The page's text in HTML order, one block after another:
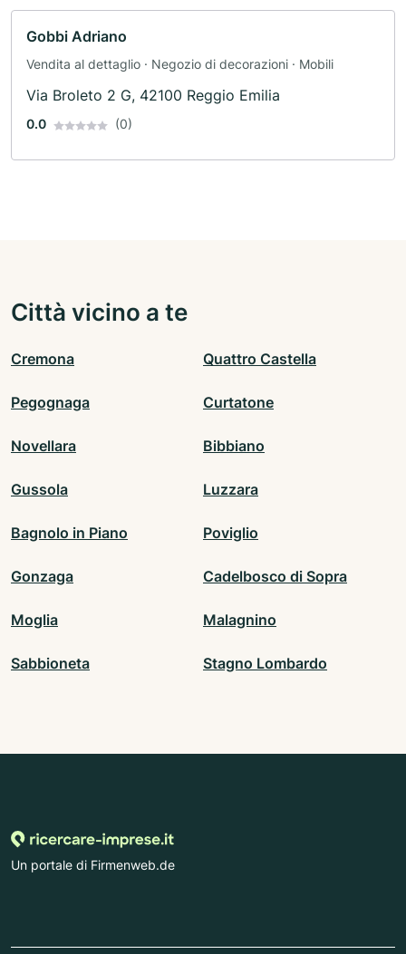
Gobbi Adriano
Vendita al dettaglio · Negozio di decorazioni · Mobili
Via Broleto 2 G, 42100 Reggio Emilia
0.0 (0)
Città vicino a te
Cremona Quattro Castella
Pegognaga Curtatone
Novellara Bibbiano
Gussola Luzzara
Bagnolo in Piano Poviglio
Gonzaga Cadelbosco di Sopra
Moglia Malagnino
Sabbioneta Stagno Lombardo
Un portale di Firmenweb.de